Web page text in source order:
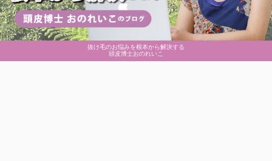
抜け毛のお悩みを根本から解決する
頭皮博士おのれいこ